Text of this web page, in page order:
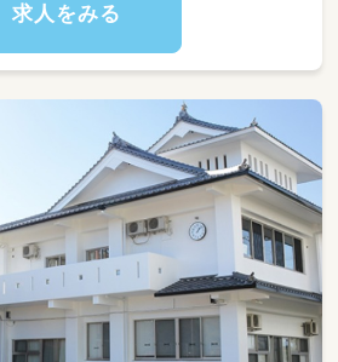
求人をみる